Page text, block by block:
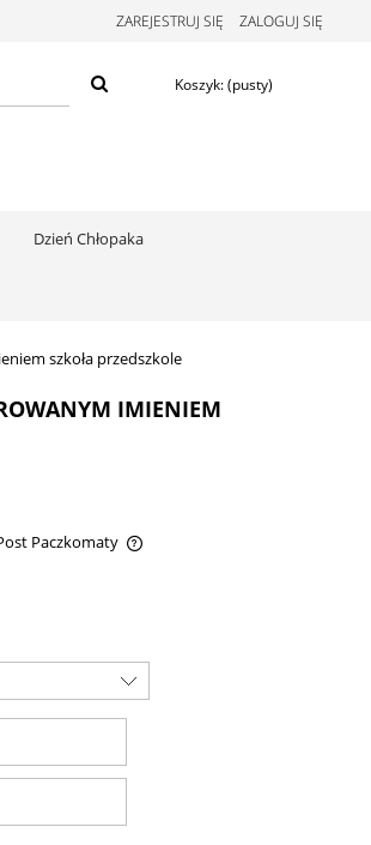
ZAREJESTRUJ SIĘ ZALOGUJ SIĘ
Koszyk:(pusty)
Dzień Chłopaka
szkoła przedszkole
IMIENIEM
Paczkomaty
kosztów